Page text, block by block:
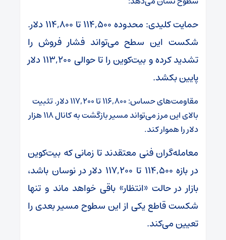
حمایت کلیدی: محدوده ۱۱۴,۵۰۰ تا ۱۱۴,۸۰۰ دلار.
شکست این سطح می‌تواند فشار فروش را
تشدید کرده و بیت‌کوین را تا حوالی ۱۱۳,۲۰۰ دلار
پایین بکشد.
مقاومت‌های حساس: ۱۱۶,۸۰۰ تا ۱۱۷,۲۰۰ دلار. تثبیت
بالای این مرز می‌تواند مسیر بازگشت به کانال ۱۱۸ هزار
دلار را هموار کند.
معامله‌گران فنی معتقدند تا زمانی که بیت‌کوین
در بازه ۱۱۴,۵۰۰ تا ۱۱۷,۲۰۰ دلار در نوسان باشد،
بازار در حالت «انتظار» باقی خواهد ماند و تنها
شکست قاطع یکی از این سطوح مسیر بعدی را
تعیین می‌کند.